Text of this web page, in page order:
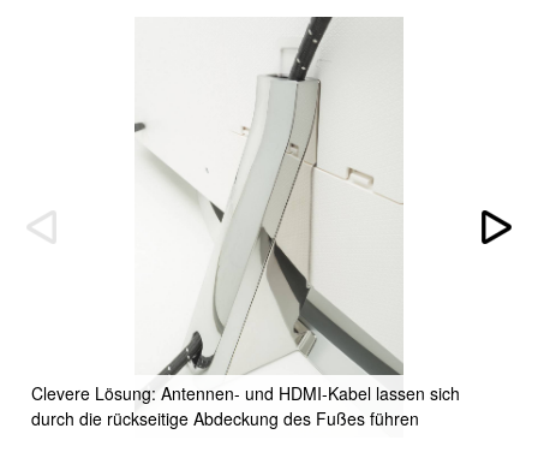
Clevere Lösung: Antennen- und HDMI-Kabel lassen sich
durch die rückseitige Abdeckung des Fußes führen